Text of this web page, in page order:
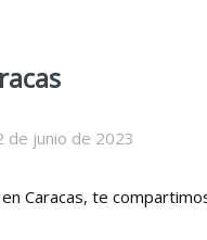
de junio de 2023
Caracas, te